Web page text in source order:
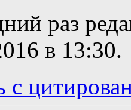
раз
в 13:30.
с